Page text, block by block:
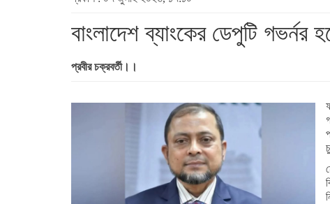
বাংলাদেশ ব্যাংকের ডেপুটি গভর্নর
প্রবীর চক্রবর্তী।।